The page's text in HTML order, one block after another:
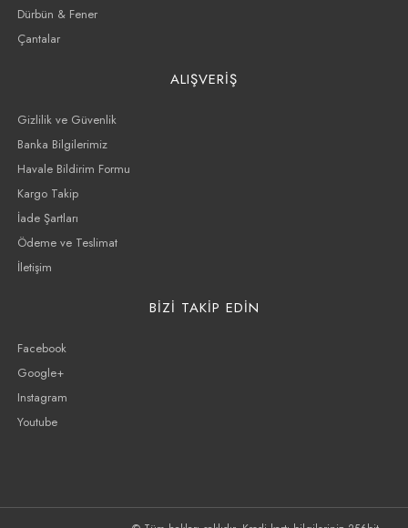
Dürbün & Fener
Çantalar
ALIŞVERİŞ
Gizlilik ve Güvenlik
Banka Bilgilerimiz
Havale Bildirim Formu
Kargo Takip
İade Şartları
Ödeme ve Teslimat
İletişim
BİZİ TAKİP EDİN
Facebook
Google+
Instagram
Youtube